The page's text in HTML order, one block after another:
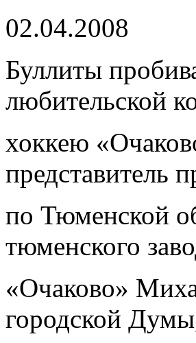
02.04.2008
Буллиты
любительской
хоккею
представитель
по Тюменской
тюменского
«Очаково»
городской